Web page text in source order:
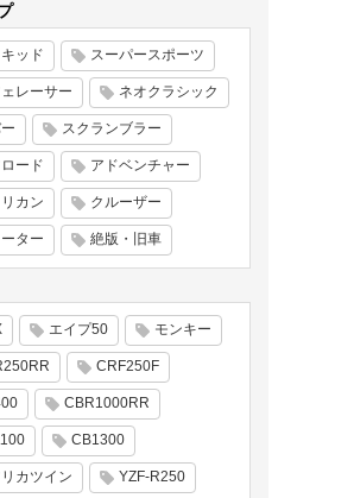
ッド スーパースポーツ
レーサー ネオクラシック
スクランブラー
ード アドベンチャー
カン クルーザー
ター 絶版・旧車
エイプ50 モンキー
CRF250F
CBR1000RR
CB1300
カツイン YZF-R250